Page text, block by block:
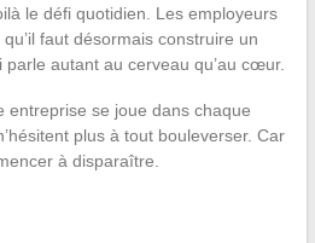
le défi quotidien. Les employeurs
faut désormais construire un
autant au cerveau qu’au cœur.
entreprise se joue dans chaque
plus à tout bouleverser. Car
à disparaître.